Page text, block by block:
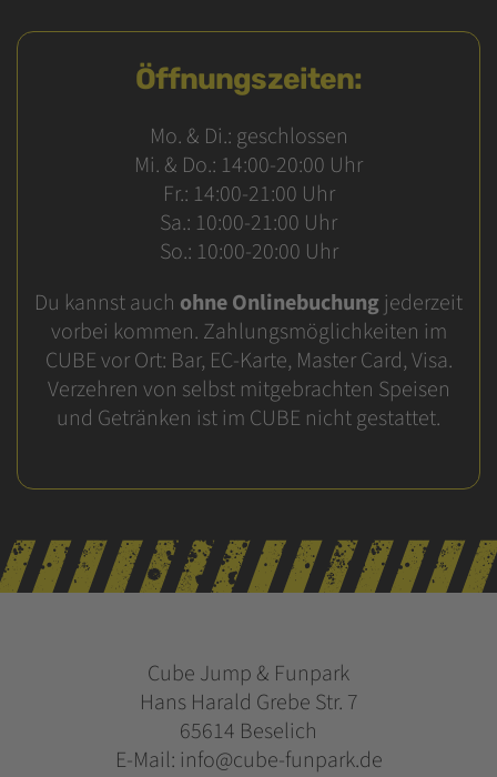
Öffnungszeiten:
Mo. & Di.: geschlossen
Mi. & Do.: 14:00-20:00 Uhr
Fr.: 14:00-21:00 Uhr
Sa.: 10:00-21:00 Uhr
So.: 10:00-20:00 Uhr
Du kannst auch ohne Onlinebuchungjederzeit
vorbei kommen. Zahlungsmöglichkeiten im
CUBE vor Ort: Bar, EC-Karte, Master Card, Visa.
Verzehren von selbst mitgebrachten Speisen
und Getränken ist im CUBE nicht gestattet.
Cube Jump & Funpark
Hans Harald Grebe Str. 7
65614 Beselich
E-Mail: info@cube-funpark.de